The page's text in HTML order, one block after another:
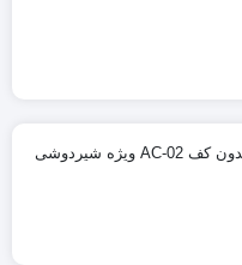
شوینده اسیدی بدون کف AC-02 ویژه شیردوشی